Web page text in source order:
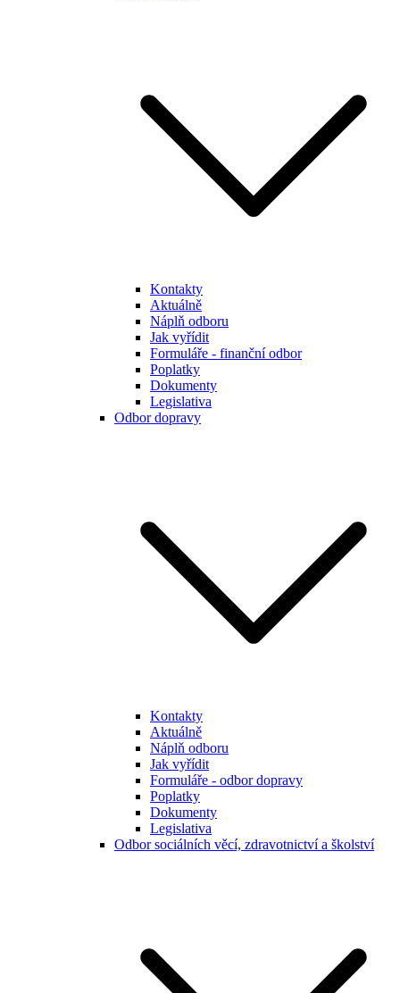
Kontakty
Aktuálně
Náplň odboru
Jak vyřídit
Formuláře - finanční odbor
Poplatky
Dokumenty
Legislativa
Odbor dopravy
Kontakty
Aktuálně
Náplň odboru
Jak vyřídit
Formuláře - odbor dopravy
Poplatky
Dokumenty
Legislativa
Odbor sociálních věcí, zdravotnictví a školství